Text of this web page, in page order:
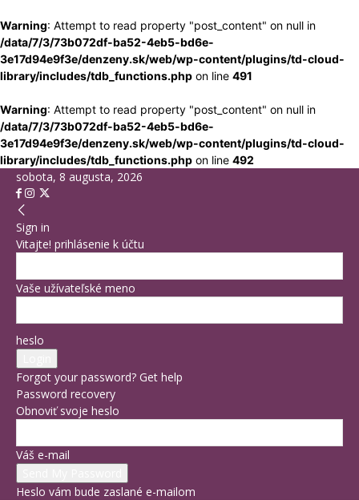
Warning: Attempt to read property "post_content" on null in
/data/7/3/73b072df-ba52-4eb5-bd6e-
3e17d94e9f3e/denzeny.sk/web/wp-content/plugins/td-cloud-
library/includes/tdb_functions.php on line 491
Warning: Attempt to read property "post_content" on null in
/data/7/3/73b072df-ba52-4eb5-bd6e-
3e17d94e9f3e/denzeny.sk/web/wp-content/plugins/td-cloud-
library/includes/tdb_functions.php on line 492
sobota, 8 augusta, 2026
Sign in
Vitajte! prihlásenie k účtu
Vaše užívateľské meno
heslo
Forgot your password? Get help
Password recovery
Obnoviť svoje heslo
Váš e-mail
Heslo vám bude zaslané e-mailom